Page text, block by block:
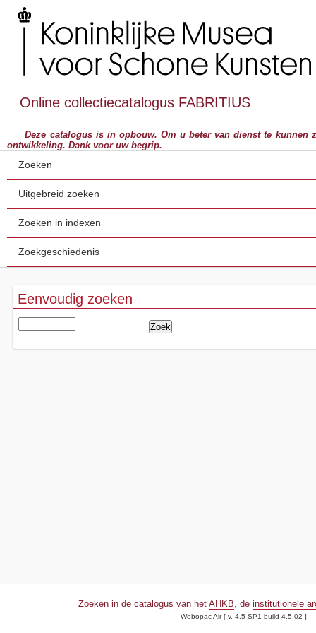
Online collectiecatalogus FABRITIUS
Deze catalogus is in opbouw. Om u beter van dienst te kunnen
ontwikkeling. Dank voor uw begrip.
Zoeken
Uitgebreid zoeken
Zoeken in indexen
Zoekgeschiedenis
Eenvoudig zoeken
Zoeken in de catalogus van het AHKB, de institutionele
Webopac Air [ v. 4.5 SP1 build 4.5.02 ]